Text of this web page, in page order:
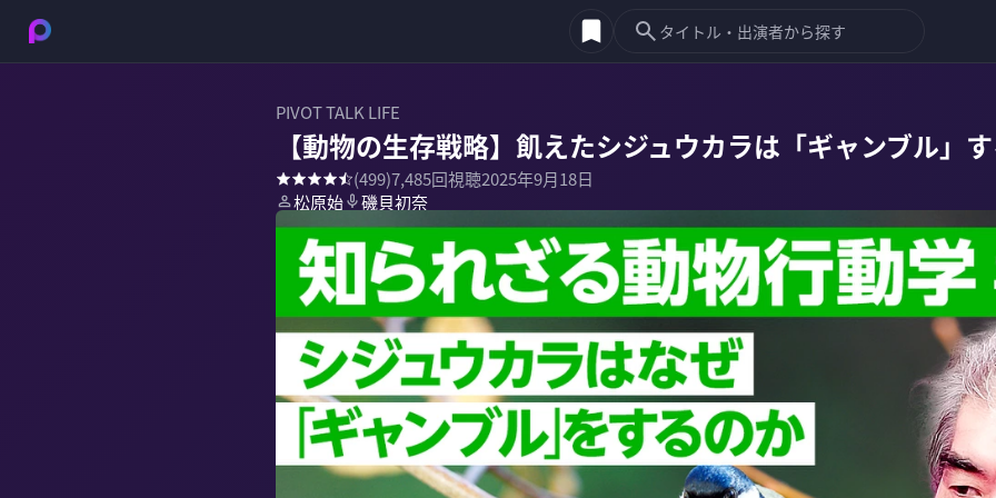
PIVOT TALK LIFE
【動物の生存戦略】飢えたシジュウカラは「ギャンブル」
(499)7,485回視聴2025年9月18日
松原始
磯貝初奈